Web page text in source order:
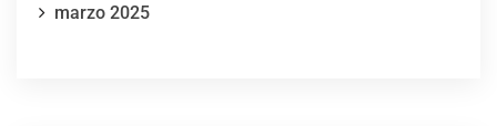
marzo 2025